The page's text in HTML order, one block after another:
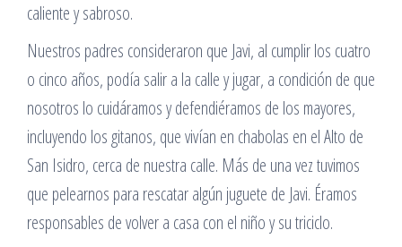
caliente y sabroso.
Nuestros padres consideraron que Javi, al cumplir los cuatro
o cinco años, podía salir a la calle y jugar, a condición de que
nosotros lo cuidáramos y defendiéramos de los mayores,
incluyendo los gitanos, que vivían en chabolas en el Alto de
San Isidro, cerca de nuestra calle. Más de una vez tuvimos
que pelearnos para rescatar algún juguete de Javi. Éramos
responsables de volver a casa con el niño y su triciclo.